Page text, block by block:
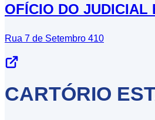
OFÍCIO DO JUDICIAL
Rua 7 de Setembro 410
CARTÓRIO